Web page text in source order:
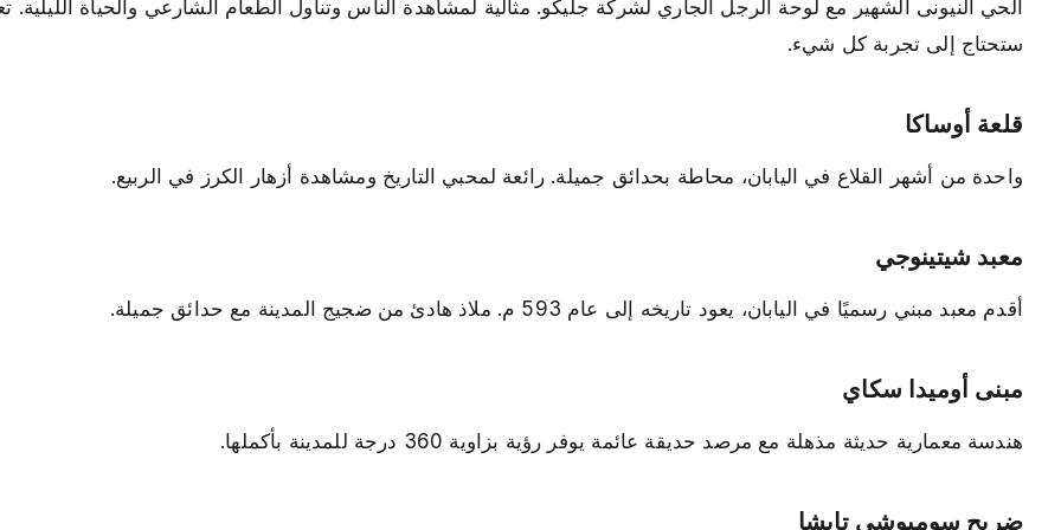
الحي النيونى الشهير مع لوحة الرجل الجاري لشركة جليكو. مثالية لمشاهدة الناس وتناول الطعام الشارعي والحياة الليلية.
ستحتاج إلى تجربة كل شيء.
قلعة أوساكا
واحدة من أشهر القلاع في اليابان، محاطة بحدائق جميلة. رائعة لمحبي التاريخ ومشاهدة أزهار الكرز في الربيع.
معبد شيتينوجي
أقدم معبد مبني رسميًا في اليابان، يعود تاريخه إلى عام 593 م. ملاذ هادئ من ضجيج المدينة مع حدائق جميلة.
مبنى أوميدا سكاي
هندسة معمارية حديثة مذهلة مع مرصد حديقة عائمة يوفر رؤية بزاوية 360 درجة للمدينة بأكملها.
ضريح سوميوشي تايشا